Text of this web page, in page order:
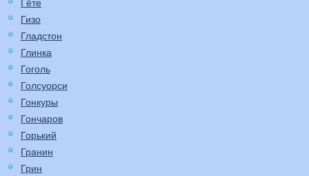
Гёте
Гизо
Гладстон
Глинка
Гоголь
Голсуорси
Гонкуры
Гончаров
Горький
Гранин
Грин